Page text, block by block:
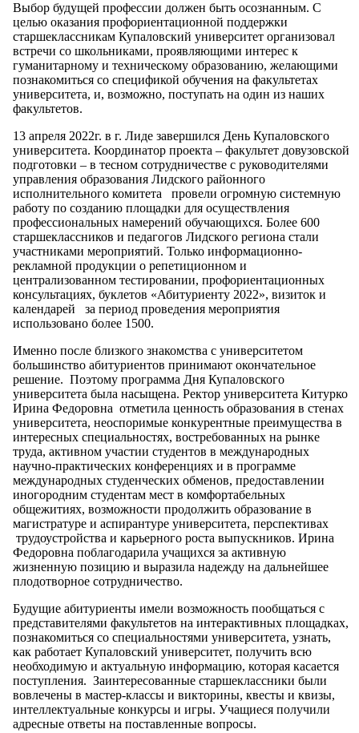
Выбор будущей профессии должен быть осознанным. С
целью оказания профориентационной поддержки
старшеклассникам Купаловский университет организовал
встречи со школьниками, проявляющими интерес к
гуманитарному и техническому образованию, желающими
познакомиться со спецификой обучения на факультетах
университета, и, возможно, поступать на один из наших
факультетов.
13 апреля 2022г. в г. Лиде завершился День Купаловского
университета. Координатор проекта – факультет довузовской
подготовки – в тесном сотрудничестве с руководителями
управления образования Лидского районного
исполнительного комитета провели огромную системную
работу по созданию площадки для осуществления
профессиональных намерений обучающихся. Более 600
старшеклассников и педагогов Лидского региона стали
участниками мероприятий. Только информационно-
рекламной продукции о репетиционном и
централизованном тестировании, профориентационных
консультациях, буклетов «Абитуриенту 2022», визиток и
календарей за период проведения мероприятия
использовано более 1500.
Именно после близкого знакомства с университетом
большинство абитуриентов принимают окончательное
решение. Поэтому программа Дня Купаловского
университета была насыщена. Ректор университета Китурко
Ирина Федоровна отметила ценность образования в стенах
университета, неоспоримые конкурентные преимущества в
интересных специальностях, востребованных на рынке
труда, активном участии студентов в международных
научно-практических конференциях и в программе
международных студенческих обменов, предоставлении
иногородним студентам мест в комфортабельных
общежитиях, возможности продолжить образование в
магистратуре и аспирантуре университета, перспективах
трудоустройства и карьерного роста выпускников. Ирина
Федоровна поблагодарила учащихся за активную
жизненную позицию и выразила надежду на дальнейшее
плодотворное сотрудничество.
Будущие абитуриенты имели возможность пообщаться с
представителями факультетов на интерактивных площадках,
познакомиться со специальностями университета, узнать,
как работает Купаловский университет, получить всю
необходимую и актуальную информацию, которая касается
поступления. Заинтересованные старшеклассники были
вовлечены в мастер-классы и викторины, квесты и квизы,
интеллектуальные конкурсы и игры. Учащиеся получили
адресные ответы на поставленные вопросы.